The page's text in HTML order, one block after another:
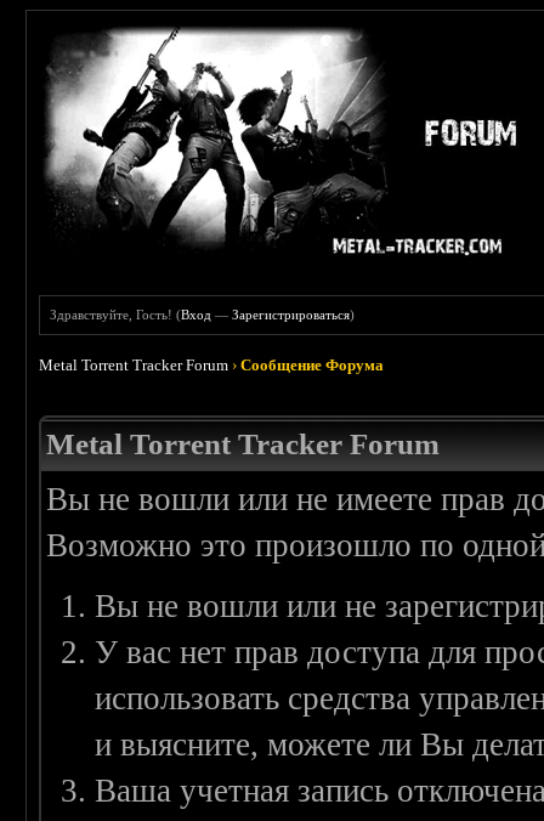
Здравствуйте, Гость! (Вход —Зарегистрироваться)
Metal Torrent Tracker Forum ›Сообщение Форума
Metal Torrent Tracker Forum
Вы не вошли или не имеете прав
Возможно это произошло по
Вы не вошли или не
У вас нет прав доступа для
использовать средства
и выясните, можете ли Вы
Ваша учетная запись